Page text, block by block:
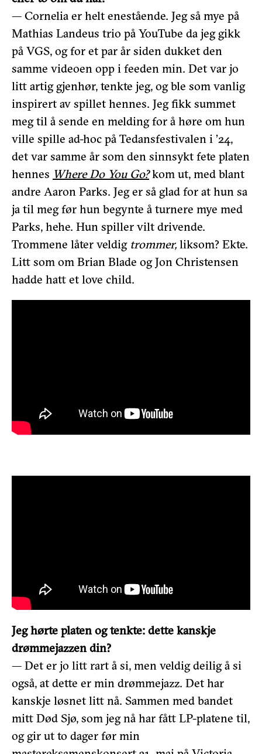
— Cornelia er helt enestående. Jeg så mye på
Mathias Landeus trio på YouTube da jeg gikk
på VGS, og for et par år siden dukket den
samme videoen opp i feeden min. Det var jo
litt artig gjenhør, tenkte jeg, og ble som vanlig
inspirert av spillet hennes. Jeg fikk summet
meg til å sende en melding for å høre om hun
ville spille ad-hoc på Tedansfestivalen i ’24,
det var samme år som den sinnsykt fete platen
hennes Where Do You Go? kom ut, med blant
andre Aaron Parks. Jeg er så glad for at hun sa
ja til meg før hun begynte å turnere mye med
Parks, hehe. Hun spiller vilt drivende.
Trommene låter veldig trommer, liksom? Ekte.
Litt som om Brian Blade og Jon Christensen
hadde hatt et love child.
Jeg hørte platen og tenkte: dette kanskje
drømmejazzen din?
— Det er jo litt rart å si, men veldig deilig å si
også, at dette er min drømmejazz. Det har
kanskje løsnet litt nå. Sammen med bandet
mitt Død Sjø, som jeg nå har fått LP-platene til,
og gir ut to dager før min